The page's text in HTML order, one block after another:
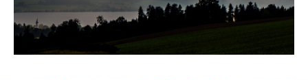
Service
サービス紹介